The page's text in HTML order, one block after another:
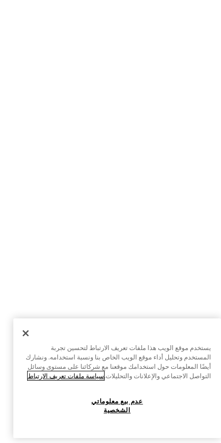
يستخدم موقع الويب هذا ملفات تعريف الارتباط لتحسين تجربة
المستخدم وتحليل أداء موقع الويب الخاص بنا ونسبة استخدامه. ونشارك
أيضًا المعلومات حول استخدامك موقعنا مع شركائنا على مستوى وسائل
التواصل الاجتماعي والإعلانات والتحليلات.سياسة ملفات تعريف الارتباط
عدم بيع معلوماتي
الشخصية